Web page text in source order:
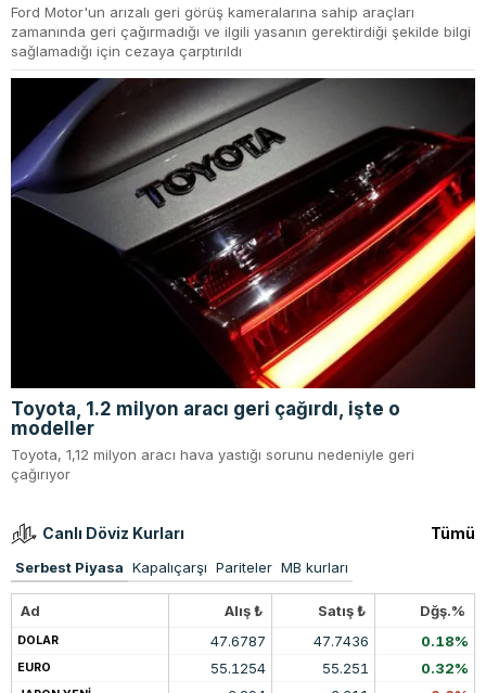
Ford Motor'un arızalı geri görüş kameralarına sahip araçları
zamanında geri çağırmadığı ve ilgili yasanın gerektirdiği şekilde bilgi
sağlamadığı için cezaya çarptırıldı
Toyota, 1.2 milyon aracı geri çağırdı, işte o
modeller
Toyota, 1,12 milyon aracı hava yastığı sorunu nedeniyle geri
çağırıyor
Canlı Döviz Kurları Tümü
Serbest Piyasa Kapalıçarşı Pariteler MB kurları
Ad Alış ₺ Satış ₺ Dğş.%
DOLAR 47.6787 47.7436 0.18%
EURO 55.1254 55.251 0.32%